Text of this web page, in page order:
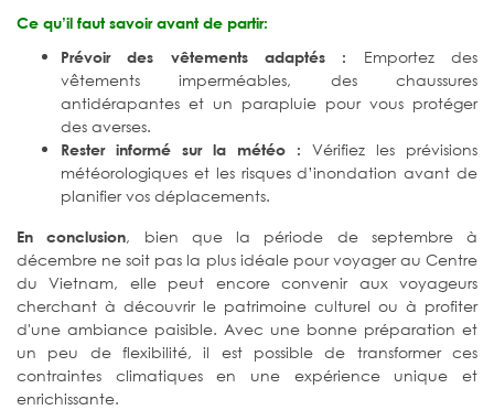
Ce qu’il faut savoir avant de partir:
Prévoir des vêtements adaptés :
Emportez des
vêtements imperméables, des chaussures
antidérapantes et un parapluie pour vous protéger
des averses.
Rester informé sur la météo :
Vérifiez les prévisions
météorologiques et les risques d’inondation avant de
planifier vos déplacements.
En conclusion, bien que la période de septembre à
décembre ne soit pas la plus idéale pour voyager au Centre
du Vietnam, elle peut encore convenir aux voyageurs
cherchant à découvrir le patrimoine culturel ou à profiter
d'une ambiance paisible. Avec une bonne préparation et
un peu de flexibilité, il est possible de transformer ces
contraintes climatiques en une expérience unique et
enrichissante.